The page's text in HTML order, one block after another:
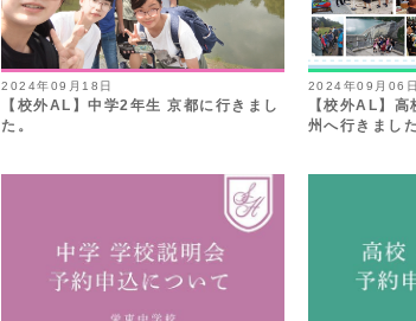
2024年09月18日
【校外AL】中学2年生 京都に行きまし
た。
2024年09月06日
【校外AL】
州へ行きました